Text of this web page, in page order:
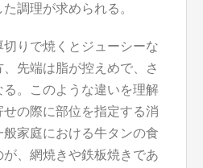
調理が求められる。
りで焼くとジューシーな
先端は脂が控えめで、さ
。このような違いを理解
の際に部位を指定する消
家庭における牛タンの食
、網焼きや鉄板焼きであ